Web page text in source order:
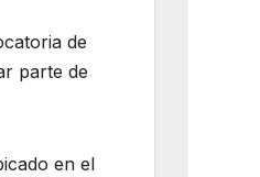
de
parte de
en el